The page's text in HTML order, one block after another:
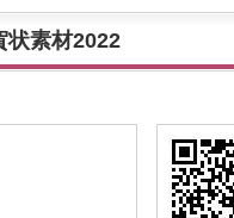
素材2022